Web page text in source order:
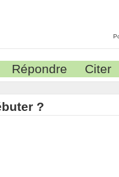
Répondre Citer
?